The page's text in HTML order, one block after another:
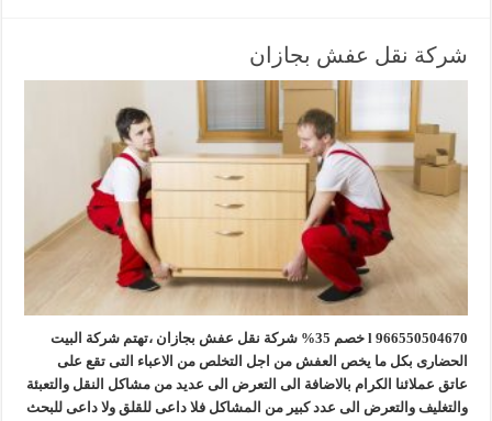
شركة نقل عفش بجازان
966550504670 l خصم 35% شركة نقل عفش بجازان ،تهتم شركة البيت
الحضارى بكل ما يخص العفش من اجل التخلص من الاعباء التى تقع على
عاتق عملائنا الكرام بالاضافة الى التعرض الى عديد من مشاكل النقل والتعبئة
والتغليف والتعرض الى عدد كبير من المشاكل فلا داعى للقلق ولا داعى للبحث